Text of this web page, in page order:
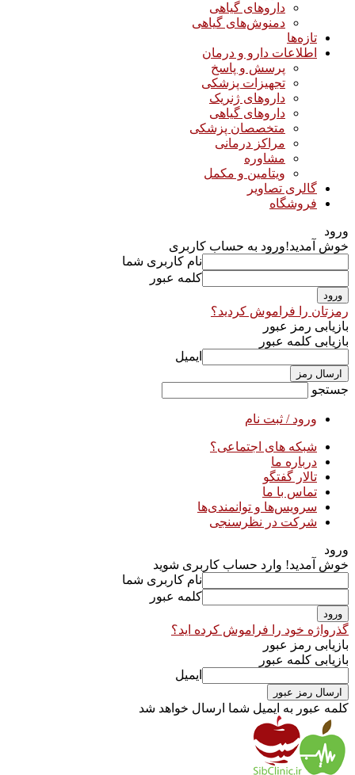
داروهای گیاهی
دمنوش‌های گیاهی
تازه‌ها
اطلاعات دارو و درمان
پرسش و پاسخ
تجهیزات پزشکی
داروهای ژنریک
داروهای گیاهی
متخصصان پزشکی
مراکز درمانی
مشاوره
ویتامین و مکمل
گالری تصاویر
فروشگاه
ورود
خوش آمدید!ورود به حساب کاربری
نام کاربری شما
کلمه عبور
رمزتان را فراموش کردید؟
بازیابی رمز عبور
بازیابی کلمه عبور
ایمیل
جستجو
ورود / ثبت نام
شبکه های اجتماعی؟
درباره ما
تالار گفتگو
تماس با ما
سرویس‌ها و توانمندی‌ها
شرکت در نظرسنجی
ورود
خوش آمدید! وارد حساب کاربری شوید
نام کاربری شما
کلمه عبور
گذرواژه خود را فراموش کرده اید؟
بازیابی رمز عبور
بازیابی کلمه عبور
ایمیل
کلمه عبور به ایمیل شما ارسال خواهد شد